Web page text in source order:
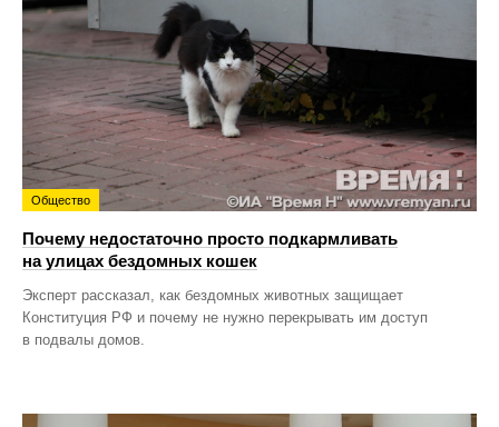
Общество
Почему недостаточно просто подкармливать
на улицах бездомных кошек
Эксперт рассказал, как бездомных животных защищает
Конституция РФ и почему не нужно перекрывать им доступ
в подвалы домов.